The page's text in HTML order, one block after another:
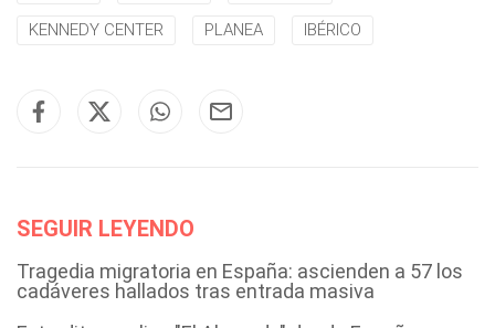
KENNEDY CENTER PLANEA IBÉRICO
SEGUIR LEYENDO
Tragedia migratoria en España: ascienden a 57 los
cadáveres hallados tras entrada masiva